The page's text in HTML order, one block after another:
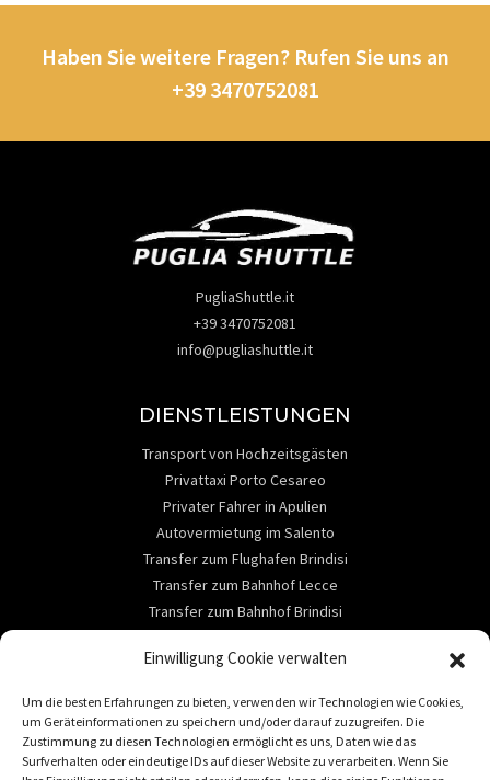
Einwilligung Cookie verwalten
Um die besten Erfahrungen zu bieten, verwenden wir Technologien wie Cookies,
um Geräteinformationen zu speichern und/oder darauf zuzugreifen. Die
Zustimmung zu diesen Technologien ermöglicht es uns, Daten wie das
Surfverhalten oder eindeutige IDs auf dieser Website zu verarbeiten. Wenn Sie
Haben Sie weitere Fragen? Rufen Sie uns an
+39 3470752081
PugliaShuttle.it
+39 3470752081
info@pugliashuttle.it
DIENSTLEISTUNGEN
Transport von Hochzeitsgästen
Privattaxi Porto Cesareo
Privater Fahrer in Apulien
Autovermietung im Salento
Transfer zum Flughafen Brindisi
Transfer zum Bahnhof Lecce
Transfer zum Bahnhof Brindisi
ABOUT
Dienstleistungen
Reiseziele
Autovermietung im Salento